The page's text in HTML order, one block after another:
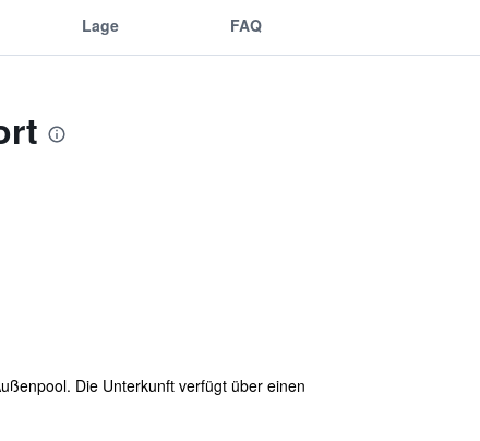
Lage FAQ
Die Unterkunft verfügt über einen